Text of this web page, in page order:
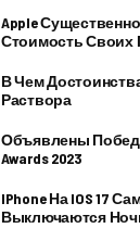
Apple
Стоимость Своих
В Чем
Раствора
Объявлены
Awards 2023
IPhone На IOS 17
Выключаются